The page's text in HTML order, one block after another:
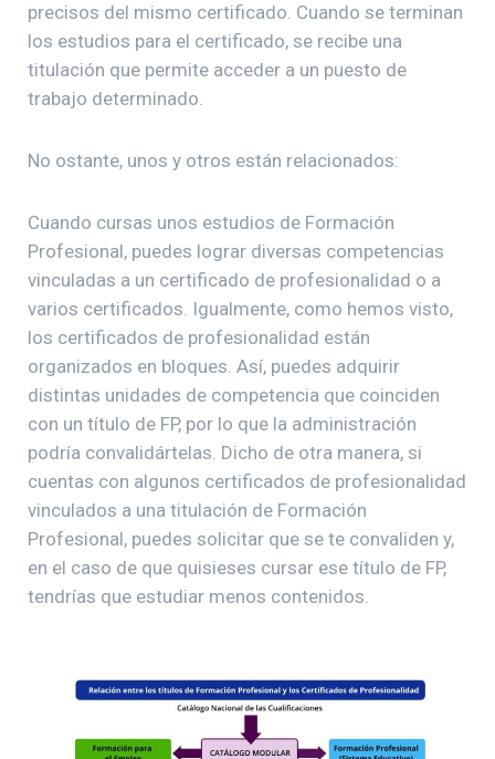
precisos del mismo certificado. Cuando se terminan
los estudios para el certificado, se recibe una
titulación que permite acceder a un puesto de
trabajo determinado.
No ostante, unos y otros están relacionados:
Cuando cursas unos estudios de Formación
Profesional, puedes lograr diversas competencias
vinculadas a un certificado de profesionalidad o a
varios certificados. Igualmente, como hemos visto,
los certificados de profesionalidad están
organizados en bloques. Así, puedes adquirir
distintas unidades de competencia que coinciden
con un título de FP, por lo que la administración
podría convalidártelas. Dicho de otra manera, si
cuentas con algunos certificados de profesionalidad
vinculados a una titulación de Formación
Profesional, puedes solicitar que se te convaliden y,
en el caso de que quisieses cursar ese título de FP,
tendrías que estudiar menos contenidos.